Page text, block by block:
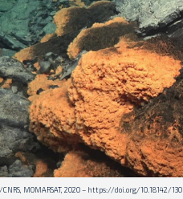
MOMARSAT, 2020 – https://doi.org/10.18142/130